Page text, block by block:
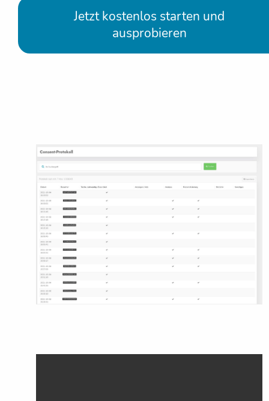
Jetzt kostenlos starten und
ausprobieren